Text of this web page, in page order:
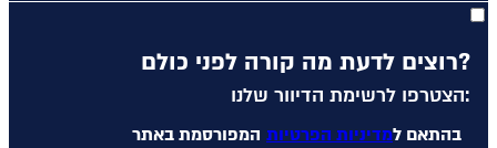
רוצים לדעת מה קורה לפני כולם?
הצטרפו לרשימת הדיוור שלנו:
בהתאם למדיניות הפרטיות המפורסמת באתר